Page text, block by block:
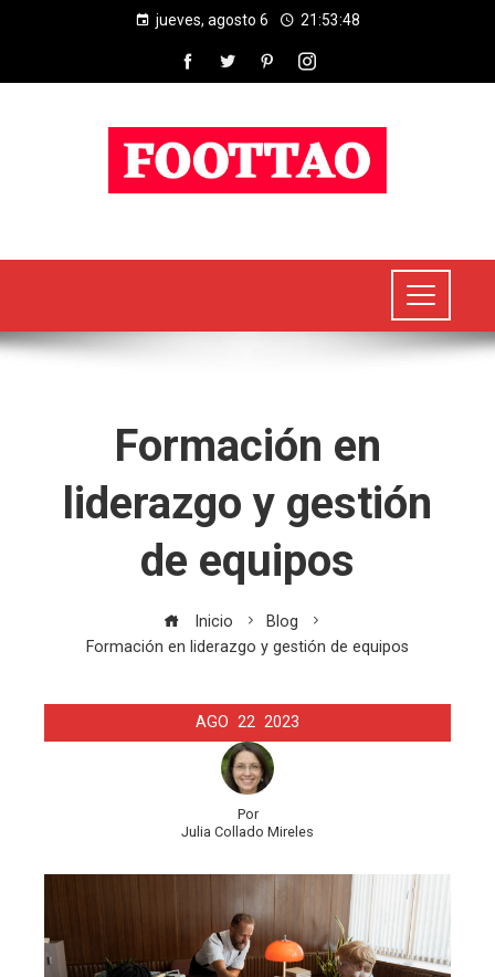
jueves, agosto 6 21:53:49
Formación en
liderazgo y gestión
de equipos
Inicio
Blog
Formación en liderazgo y gestión de equipos
AGO 22 2023
Por
Julia Collado Mireles